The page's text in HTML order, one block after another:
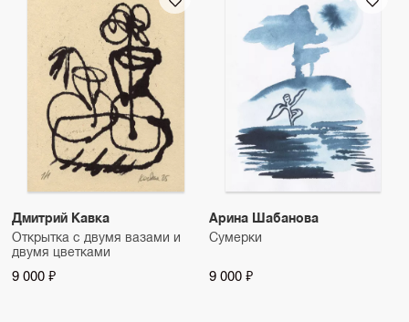
Дмитрий Кавка
Открытка с двумя вазами и
двумя цветками
9 000 ₽
Арина Шабанова
Сумерки
9 000 ₽